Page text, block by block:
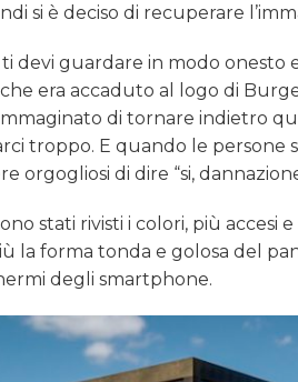
si è deciso di recuperare
devi guardare in modo onesto
era accaduto al logo di
di tornare indietro
troppo. E quando le
orgogliosi di dire “si,
stati rivisti i colori, più accesi
la forma tonda e golosa del
degli smartphone.